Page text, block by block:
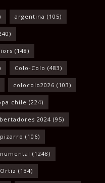
argentina (105)
(148)
Colo-Colo (483)
colocolo2026 (103)
chile (224)
2024 (95)
(106)
(1248)
(134)